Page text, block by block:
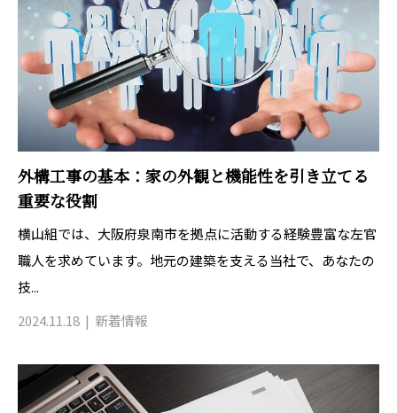
外構工事の基本：家の外観と機能性を引き立てる
重要な役割
横山組では、大阪府泉南市を拠点に活動する経験豊富な左官
職人を求めています。地元の建築を支える当社で、あなたの
技...
2024.11.18
新着情報